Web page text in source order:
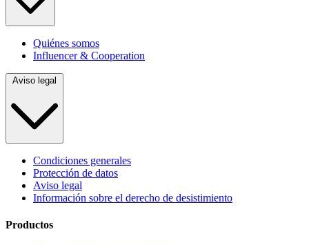
Quiénes somos
Influencer & Cooperation
Aviso legal
Condiciones generales
Protección de datos
Aviso legal
Información sobre el derecho de desistimiento
Productos